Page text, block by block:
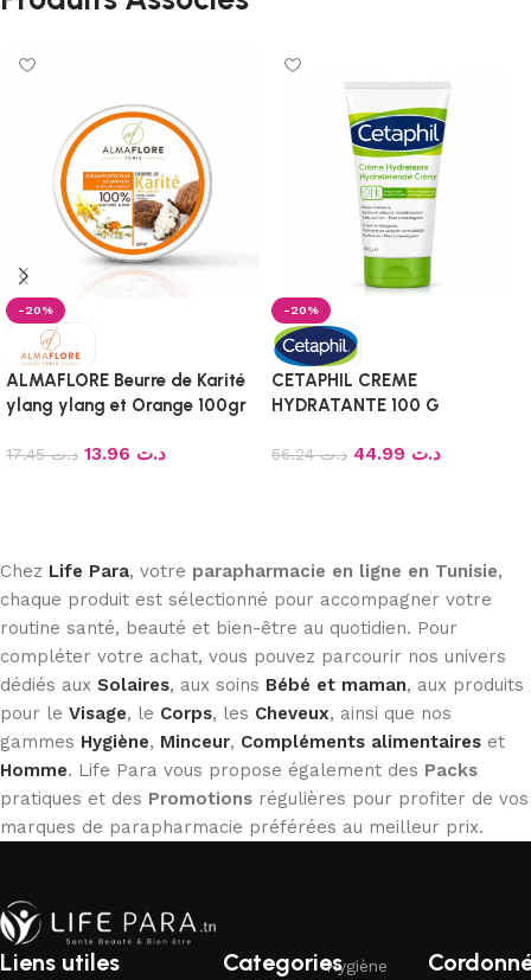
-20%
ALMAFLORE Beurre de Karité
ylang ylang et Orange 100gr
د.ت17.45 د.ت
-20%
CETAPHIL CREME
HYDRATANTE 100 G
د.ت56.24 د.ت
Chez Life Para, votre parapharmacie en ligne en Tunisie,
chaque produit est sélectionné pour accompagner votre
routine santé, beauté et bien-être au quotidien. Pour
compléter votre achat, vous pouvez parcourir nos univers
dédiés aux Solaires, aux soins Bébé et maman, aux produits
pour le Visage, le Corps, les Cheveux, ainsi que nos
gammes Hygiène, Minceur, Compléments alimentaires et
Homme. Life Para vous propose également des Packs
pratiques et des Promotions régulières pour profiter de vos
marques de parapharmacie préférées au meilleur prix.
Liens utiles CategoriesHygiène